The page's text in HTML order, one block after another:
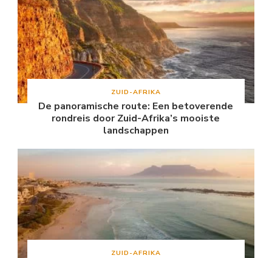
ZUID-AFRIKA
De panoramische route: Een betoverende
rondreis door Zuid-Afrika’s mooiste
landschappen
ZUID-AFRIKA